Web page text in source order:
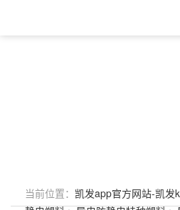
当前位置： 凯发app官方网站-凯发